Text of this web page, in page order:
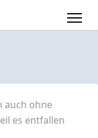
auch ohne
es entfallen